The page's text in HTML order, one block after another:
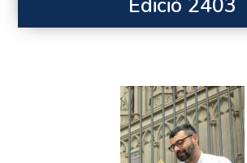
Edició 2403